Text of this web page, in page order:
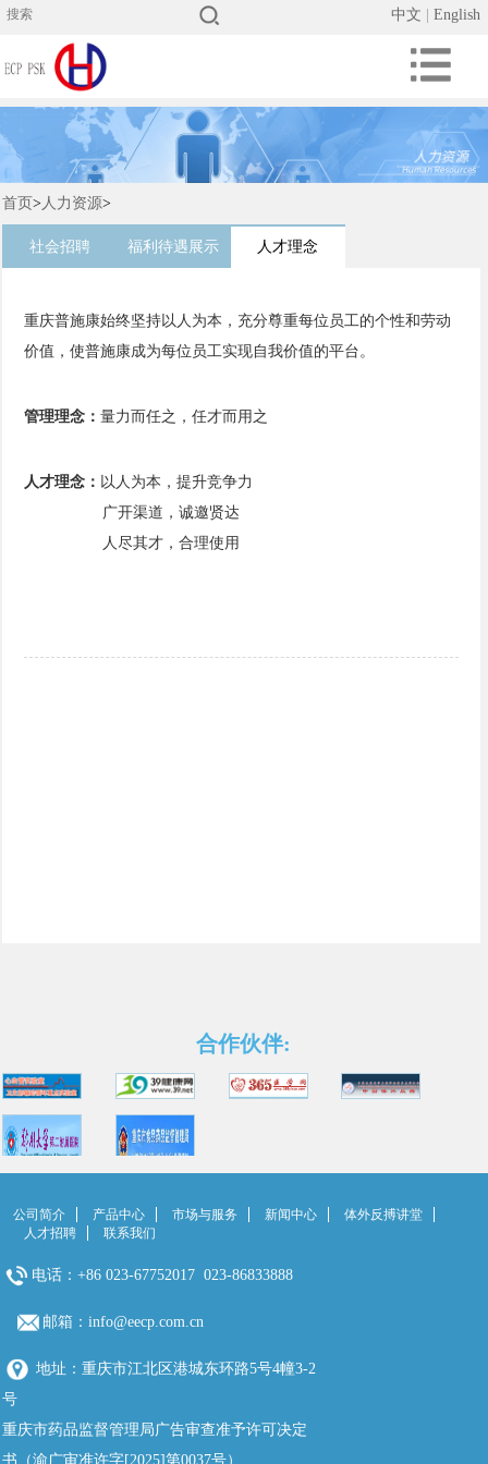
中文 English
首页> 人力资源>
社会招聘 福利待遇展示 人才理念
重庆普施康始终坚持以人为本，充分尊重每位员工的个性和劳动
价值，使普施康成为每位员工实现自我价值的平台。
管理理念：量力而任之，任才而用之
人才理念： 以人为本，提升竞争力
广开渠道，诚邀贤达
人尽其才，合理使用
合作伙伴:
公司简介 产品中心 市场与服务 新闻中心
体外反搏讲堂
人才招聘
联系我们
电话：+86 023-67752017 023-86833888
邮箱：info@eecp.com.cn
地址：重庆市江北区港城东环路5号4幢3-2
号
重庆市药品监督管理局广告审查准予许可决定
书（渝广审准许字[2025]第0037号）